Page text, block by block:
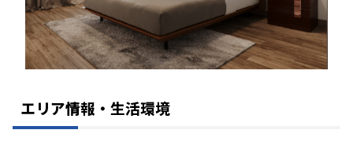
エリア情報・生活環境